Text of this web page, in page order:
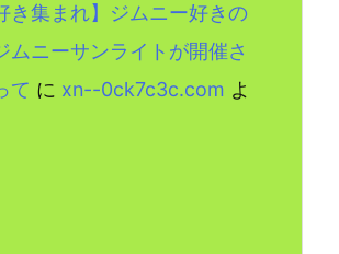
き集まれ】ジムニー好きの
ムニーサンライトが開催さ
て に xn--0ck7c3c.com よ